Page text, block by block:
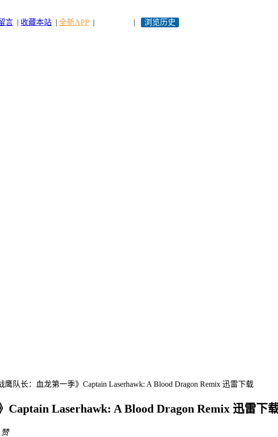
言 | 收藏本站 | 全新APP | | 浏览历史
鹰队长：血龙第一季》Captain Laserhawk: A Blood Dragon Remix 迅雷下载
Captain Laserhawk: A Blood Dragon Remix 迅雷下
赞